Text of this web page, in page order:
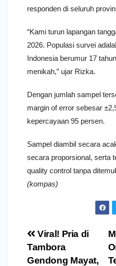
responden di seluruh
“Kami turun lapangan
2026. Populasi survei
Indonesia berumur 17
menikah,” ujar Rizka.
Dengan jumlah sampel
margin of error sebesar
kepercayaan 95 persen.
Sampel diambil secara
secara proporsional, serta
quality control tanpa
(kompas)
Navigasi
pos
Viral! Pria di
Tambora
Gendong Mayat,